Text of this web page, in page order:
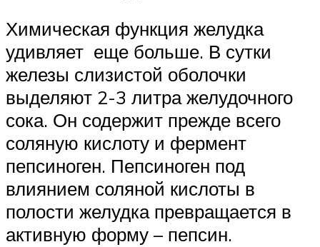
Химическая функция желудка
удивляет еще больше. В сутки
железы слизистой оболочки
выделяют 2-3 литра желудочного
сока. Он содержит прежде всего
соляную кислоту и фермент
пепсиноген. Пепсиноген под
влиянием соляной кислоты в
полости желудка превращается в
активную форму – пепсин.